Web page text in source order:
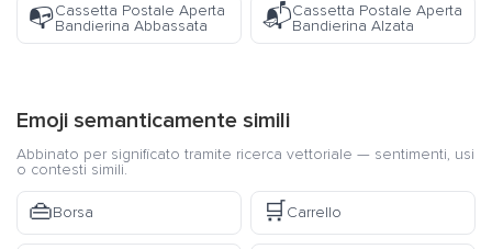
📭Cassetta Postale Aperta
Bandierina Abbassata
📬Cassetta Postale Aperta
Bandierina Alzata
Emoji semanticamente simili
Abbinato per significato tramite ricerca vettoriale — sentimenti, usi
o contesti simili.
👜Borsa 🛒 Carrello